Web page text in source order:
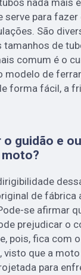
nada mais
serve para fazer
São
tamanhos de
comum é o
modelo de
forma fácil, a
o guidão e
de fábrica
se afirmar
prejudicar o
pois, fica com
visto que a
para